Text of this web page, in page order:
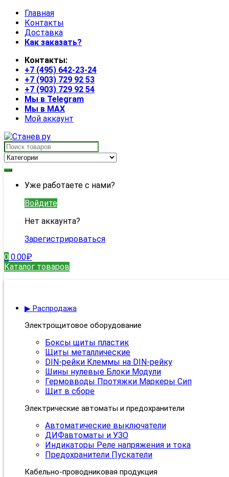
Skip
navigation
Skip
content
Главная
Контакты
Доставка
Как заказать?
Контакты:
+7 (495) 642-23-24
+7 (903) 729 92 53
+7 (903) 729 92 54
Мы в Telegram
Мы в MAX
Мой аккаунт
Search
for:
Уже работаете с нами?
Войдите
Нет аккаунта?
Зарегистрироваться
0 0.00₽
Каталог товаров
▶ Распродажа
Электрощитовое оборудование
Боксы щиты пластик
Щиты металлические
DIN-рейки Клеммы на DIN-рейку
Шины нулевые Блоки Модули
Гермовводы Протяжки Маркеры Сип
Щит в сборе
Электрические автоматы и предохранители
Автоматические выключатели
ДИФавтоматы и УЗО
Индикаторы Реле напряжения и тока
Предохранители Пускатели
Кабельно-проводниковая продукция